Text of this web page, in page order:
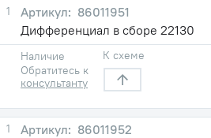
1
86011951
Дифференциал в сборе 22130
Наличие
Обратитесь к
консультанту
К схеме
1
86011952